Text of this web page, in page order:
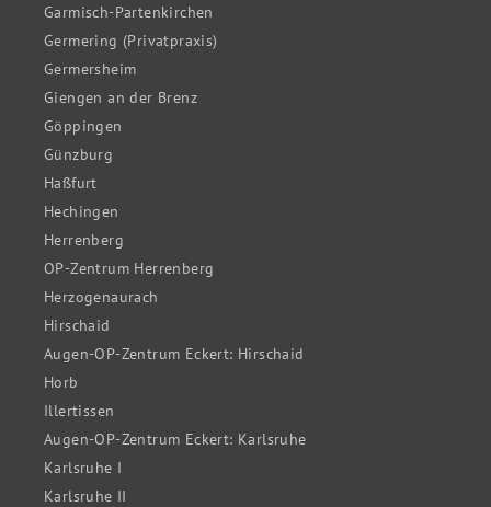
Garmisch-Partenkirchen
Germering (Privatpraxis)
Germersheim
Giengen an der Brenz
Göppingen
Günzburg
Haßfurt
Hechingen
Herrenberg
OP-Zentrum Herrenberg
Herzogenaurach
Hirschaid
Augen-OP-Zentrum Eckert: Hirschaid
Horb
Illertissen
Augen-OP-Zentrum Eckert: Karlsruhe
Karlsruhe I
Karlsruhe II